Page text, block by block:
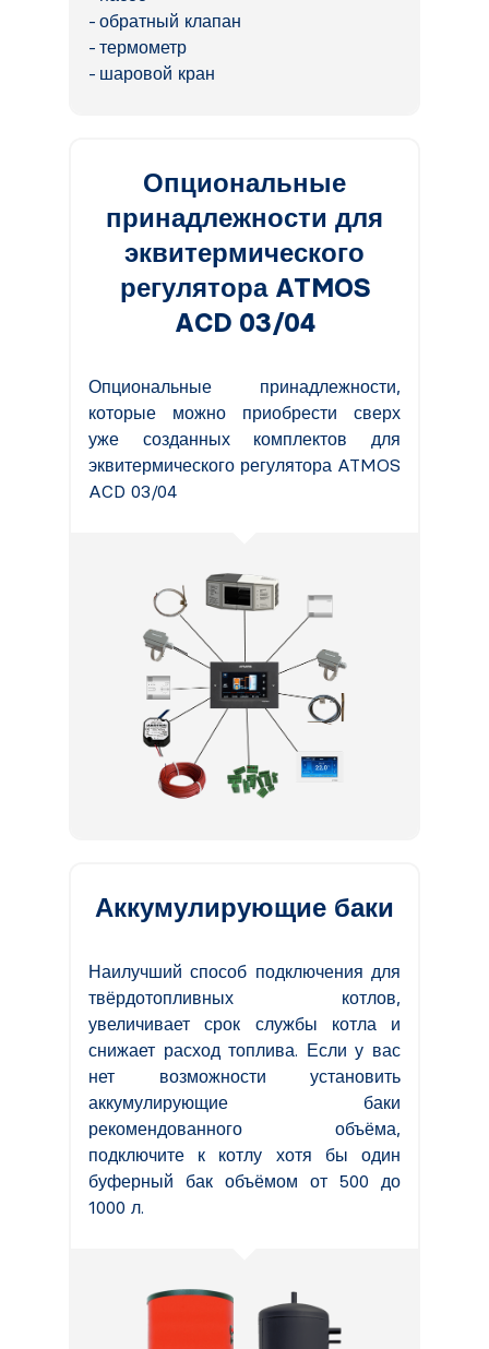
обратный клапан
термометр
шаровой кран
Опциональные
принадлежности для
эквитермического
регулятора ATMOS
ACD 03/04
Опциональные принадлежности,
которые можно приобрести сверх
уже созданных комплектов для
эквитермического регулятора ATMOS
ACD 03/04
Аккумулирующие баки
Наилучший способ подключения для
твёрдотопливных котлов,
увеличивает срок службы котла и
снижает расход топлива. Если у вас
нет возможности установить
аккумулирующие баки
рекомендованного объёма,
подключите к котлу хотя бы один
буферный бак объёмом от 500 до
1000 л.